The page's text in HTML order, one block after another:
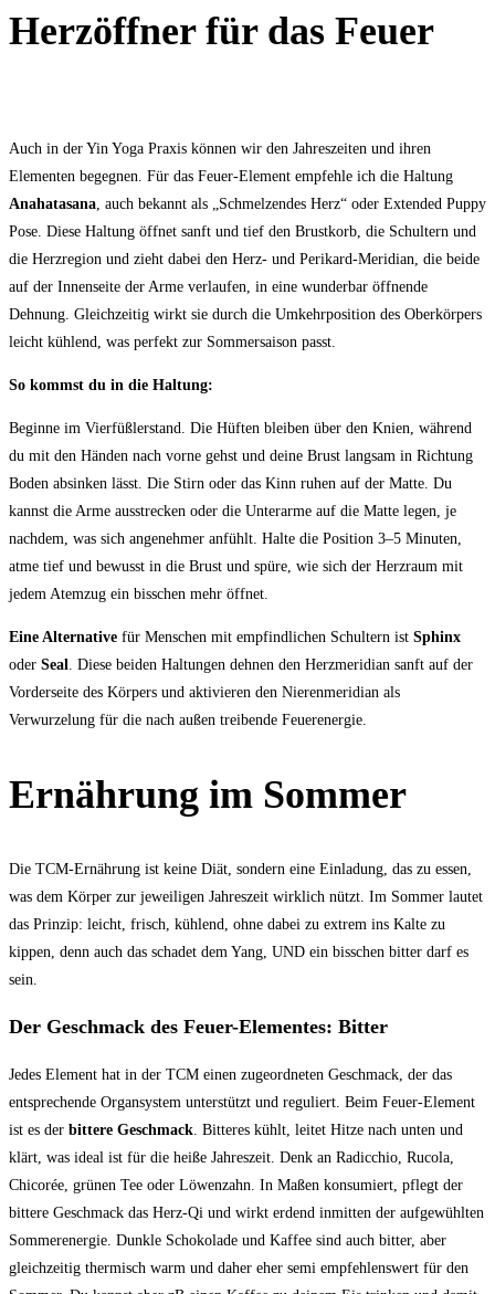
Herzöffner für das Feuer
Auch in der Yin Yoga Praxis können wir den Jahreszeiten und ihren
Elementen begegnen. Für das Feuer-Element empfehle ich die Haltung
Anahatasana, auch bekannt als „Schmelzendes Herz“ oder Extended Puppy
Pose. Diese Haltung öffnet sanft und tief den Brustkorb, die Schultern und
die Herzregion und zieht dabei den Herz- und Perikard-Meridian, die beide
auf der Innenseite der Arme verlaufen, in eine wunderbar öffnende
Dehnung. Gleichzeitig wirkt sie durch die Umkehrposition des Oberkörpers
leicht kühlend, was perfekt zur Sommersaison passt.
So kommst du in die Haltung:
Beginne im Vierfüßlerstand. Die Hüften bleiben über den Knien, während
du mit den Händen nach vorne gehst und deine Brust langsam in Richtung
Boden absinken lässt. Die Stirn oder das Kinn ruhen auf der Matte. Du
kannst die Arme ausstrecken oder die Unterarme auf die Matte legen, je
nachdem, was sich angenehmer anfühlt. Halte die Position 3–5 Minuten,
atme tief und bewusst in die Brust und spüre, wie sich der Herzraum mit
jedem Atemzug ein bisschen mehr öffnet.
Eine Alternative für Menschen mit empfindlichen Schultern ist Sphinx
oder Seal. Diese beiden Haltungen dehnen den Herzmeridian sanft auf der
Vorderseite des Körpers und aktivieren den Nierenmeridian als
Verwurzelung für die nach außen treibende Feuerenergie.
Ernährung im Sommer
Die TCM-Ernährung ist keine Diät, sondern eine Einladung, das zu essen,
was dem Körper zur jeweiligen Jahreszeit wirklich nützt. Im Sommer lautet
das Prinzip: leicht, frisch, kühlend, ohne dabei zu extrem ins Kalte zu
kippen, denn auch das schadet dem Yang, UND ein bisschen bitter darf es
sein.
Der Geschmack des Feuer-Elementes: Bitter
Jedes Element hat in der TCM einen zugeordneten Geschmack, der das
entsprechende Organsystem unterstützt und reguliert. Beim Feuer-Element
ist es der bittere Geschmack . Bitteres kühlt, leitet Hitze nach unten und
klärt, was ideal ist für die heiße Jahreszeit. Denk an Radicchio, Rucola,
Chicorée, grünen Tee oder Löwenzahn. In Maßen konsumiert, pflegt der
bittere Geschmack das Herz-Qi und wirkt erdend inmitten der aufgewühlten
Sommerenergie. Dunkle Schokolade und Kaffee sind auch bitter, aber
gleichzeitig thermisch warm und daher eher semi empfehlenswert für den